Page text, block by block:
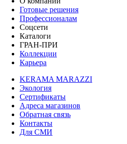
Готовые решения
Профессионалам
Соцсети
Каталоги
ГРАН-ПРИ
Коллекции
Карьера
KERAMA MARAZZI
Экология
Сертификаты
Адреса магазинов
Обратная связь
Контакты
Для СМИ